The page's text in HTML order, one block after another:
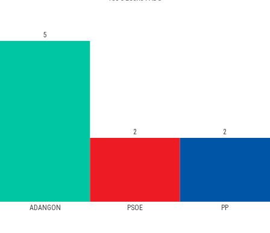
ADANGON PSOE PP
5
2 2